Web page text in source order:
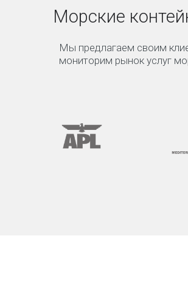
Морские
Мы предлагаем своим
мониторим рынок услуг